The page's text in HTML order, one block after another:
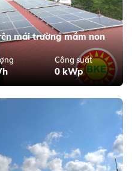
mái trường mầm non
Công suất
0 kWp